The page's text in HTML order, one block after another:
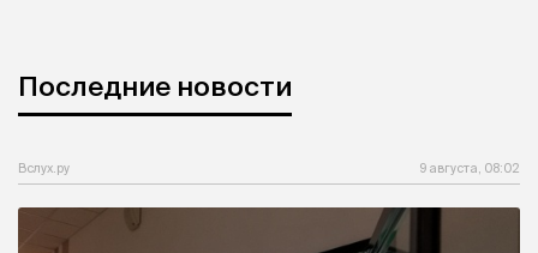
Последние новости
Вслух.ру 9 августа, 08:02